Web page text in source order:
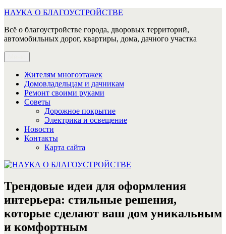
Перейти
содержимому
НАУКА О БЛАГОУСТРОЙСТВЕ
Всё о благоустройстве города, дворовых территорий,
автомобильных дорог, квартиры, дома, дачного участка
Жителям многоэтажек
Домовладельцам и дачникам
Ремонт своими руками
Советы
Дорожное покрытие
Электрика и освещение
Новости
Контакты
Карта сайта
Трендовые идеи для оформления
интерьера: стильные решения,
которые сделают ваш дом уникальным
и комфортным